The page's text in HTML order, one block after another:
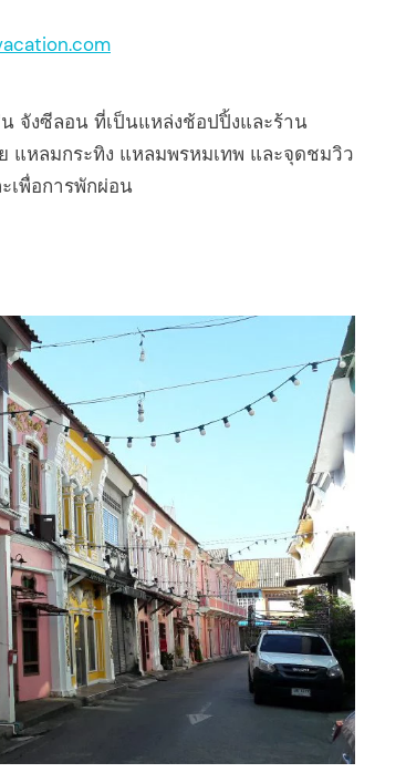
จังซีลอน ที่เป็นแหล่งช้อปปิ้งและร้าน
แหลมกระทิง แหลมพรหมเทพ และจุดชมวิว
เพื่อการพักผ่อน